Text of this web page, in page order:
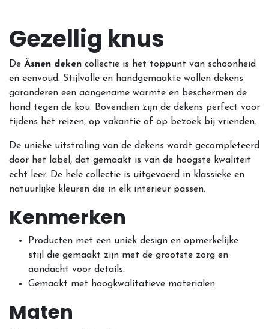
Gezellig knus
De Åsnen deken collectie is het toppunt van schoonheid
en eenvoud. Stijlvolle en handgemaakte wollen dekens
garanderen een aangename warmte en beschermen de
hond tegen de kou. Bovendien zijn de dekens perfect voor
tijdens het reizen, op vakantie of op bezoek bij vrienden.
De unieke uitstraling van de dekens wordt gecompleteerd
door het label, dat gemaakt is van de hoogste kwaliteit
echt leer. De hele collectie is uitgevoerd in klassieke en
natuurlijke kleuren die in elk interieur passen.
Kenmerken
Producten met een uniek design en opmerkelijke
stijl die gemaakt zijn met de grootste zorg en
aandacht voor details.
Gemaakt met hoogkwalitatieve materialen.
Maten